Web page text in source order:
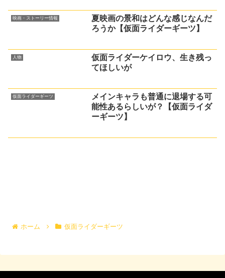
映画・ストーリー情報
夏映画の景和はどんな感じなんだ
ろうか【仮面ライダーギーツ】
人物
仮面ライダーケイロウ、生き残っ
てほしいが
仮面ライダーギーツ
メインキャラも普通に退場する可
能性あるらしいが？【仮面ライダ
ーギーツ】
ホーム 仮面ライダーギーツ